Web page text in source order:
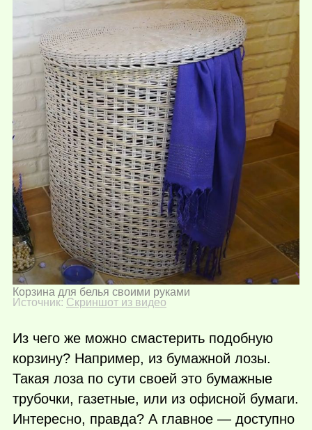
Корзина для белья своими руками
Источник: Скриншот из видео
Из чего же можно смастерить подобную
корзину? Например, из бумажной лозы.
Такая лоза по сути своей это бумажные
трубочки, газетные, или из офисной бумаги.
Интересно, правда? А главное — доступно